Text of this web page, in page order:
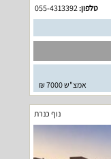
טלפון:
אמצ"ש 7000 ₪
נוף כנרת